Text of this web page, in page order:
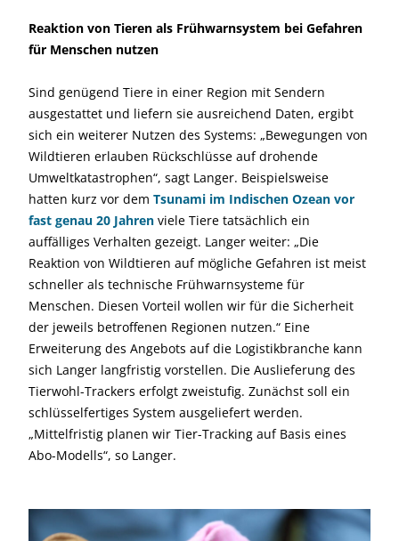
Reaktion von Tieren als Frühwarnsystem bei Gefahren
für Menschen nutzen
Sind genügend Tiere in einer Region mit Sendern
ausgestattet und liefern sie ausreichend Daten, ergibt
sich ein weiterer Nutzen des Systems: „Bewegungen von
Wildtieren erlauben Rückschlüsse auf drohende
Umweltkatastrophen“, sagt Langer. Beispielsweise
hatten kurz vor dem Tsunami im Indischen Ozean vor
fast genau 20 Jahren viele Tiere tatsächlich ein
auffälliges Verhalten gezeigt. Langer weiter: „Die
Reaktion von Wildtieren auf mögliche Gefahren ist meist
schneller als technische Frühwarnsysteme für
Menschen. Diesen Vorteil wollen wir für die Sicherheit
der jeweils betroffenen Regionen nutzen.“ Eine
Erweiterung des Angebots auf die Logistikbranche kann
sich Langer langfristig vorstellen. Die Auslieferung des
Tierwohl-Trackers erfolgt zweistufig. Zunächst soll ein
schlüsselfertiges System ausgeliefert werden.
„Mittelfristig planen wir Tier-Tracking auf Basis eines
Abo-Modells“, so Langer.